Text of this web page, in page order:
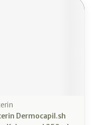
Dermocapil.sh